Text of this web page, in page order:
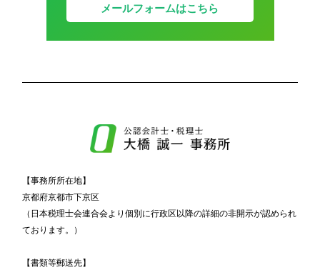
メールフォームはこちら
【事務所所在地】
京都府京都市下京区
（日本税理士会連合会より個別に行政区以降の詳細の非開示が認められ
ております。）
【書類等郵送先】